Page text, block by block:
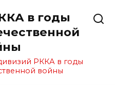
в годы
РККА в годы
войны